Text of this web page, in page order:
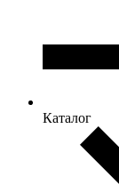
Каталог